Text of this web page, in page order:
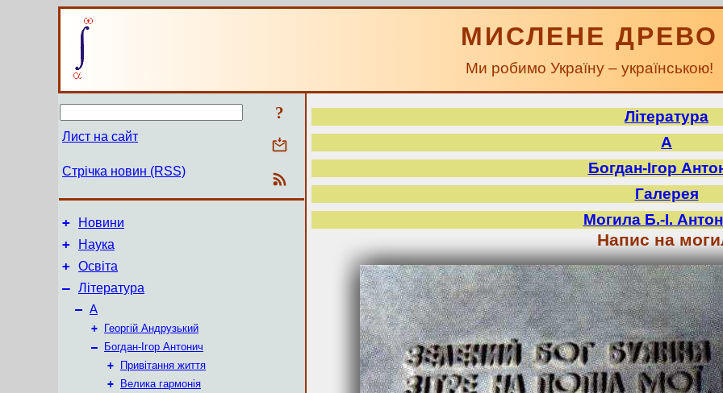
МИСЛЕНЕ ДРЕВО
Ми робимо Україну – українською!
?
Лист на сайт
Стрічка новин (RSS)
+ Новини
+ Наука
+ Освіта
– Література
– А
+
Георгій Андрузький
–
Богдан-Ігор Антонич
+
Привітання життя
+
Велика гармонія
Література
А
Богдан-Ігор
Галерея
Могила Б.-І.
Напис на